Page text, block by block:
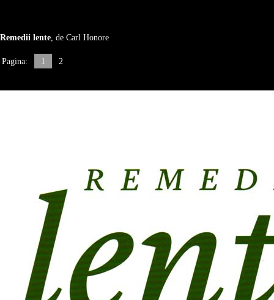
Remedii lente, de Carl Honore
Pagina: 1 2